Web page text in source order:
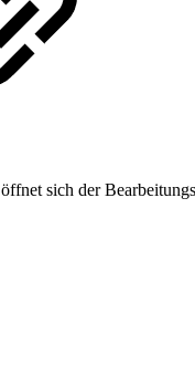
öffnet sich der